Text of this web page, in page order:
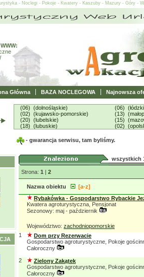
- Noclegi - Pokoje - Kwatery - Kaszuby - Mazury - Góry -
Główna BAZA NOCLEGOWA Najnowsza
(06) (dolnośląskie)
(02) (kujawsko-pomorskie)
(20) (lubelskie)
(18) (lubuskie)
(06)
(13)
(15)
(02)
- gwarancja serwisu, tam byliśmy.
wszystkich
Strona: 1 | 2
Nazwa obiektu
[a-z]
Rybakówka - Gospodarstwo Rybackie
Kwatera agroturystyczna, Pensjonat
Sezonowy: maj - październik
Województwo: zachodniopomorskie
1
Dom przy Rezerwacie
Gospodarstwo agroturystyczne, Pokoje
Całoroczny
2
Zielony Zakątek
Gospodarstwo agroturystyczne, Pokoje
Całoroczny